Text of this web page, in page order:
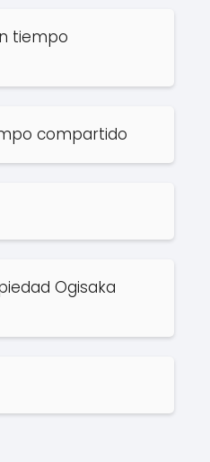
tiempo
compartido
Ogisaka